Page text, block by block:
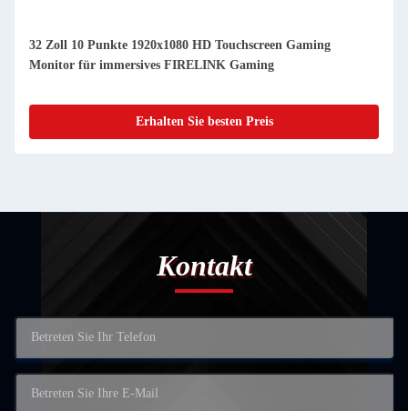
32 Zoll 10 Punkte 1920x1080 HD Touchscreen Gaming
Monitor für immersives FIRELINK Gaming
Erhalten Sie besten Preis
Kontakt